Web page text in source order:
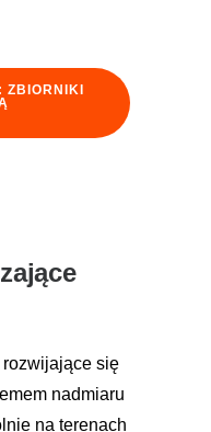
ZBIORNIKI
się
nadmiaru
na terenach